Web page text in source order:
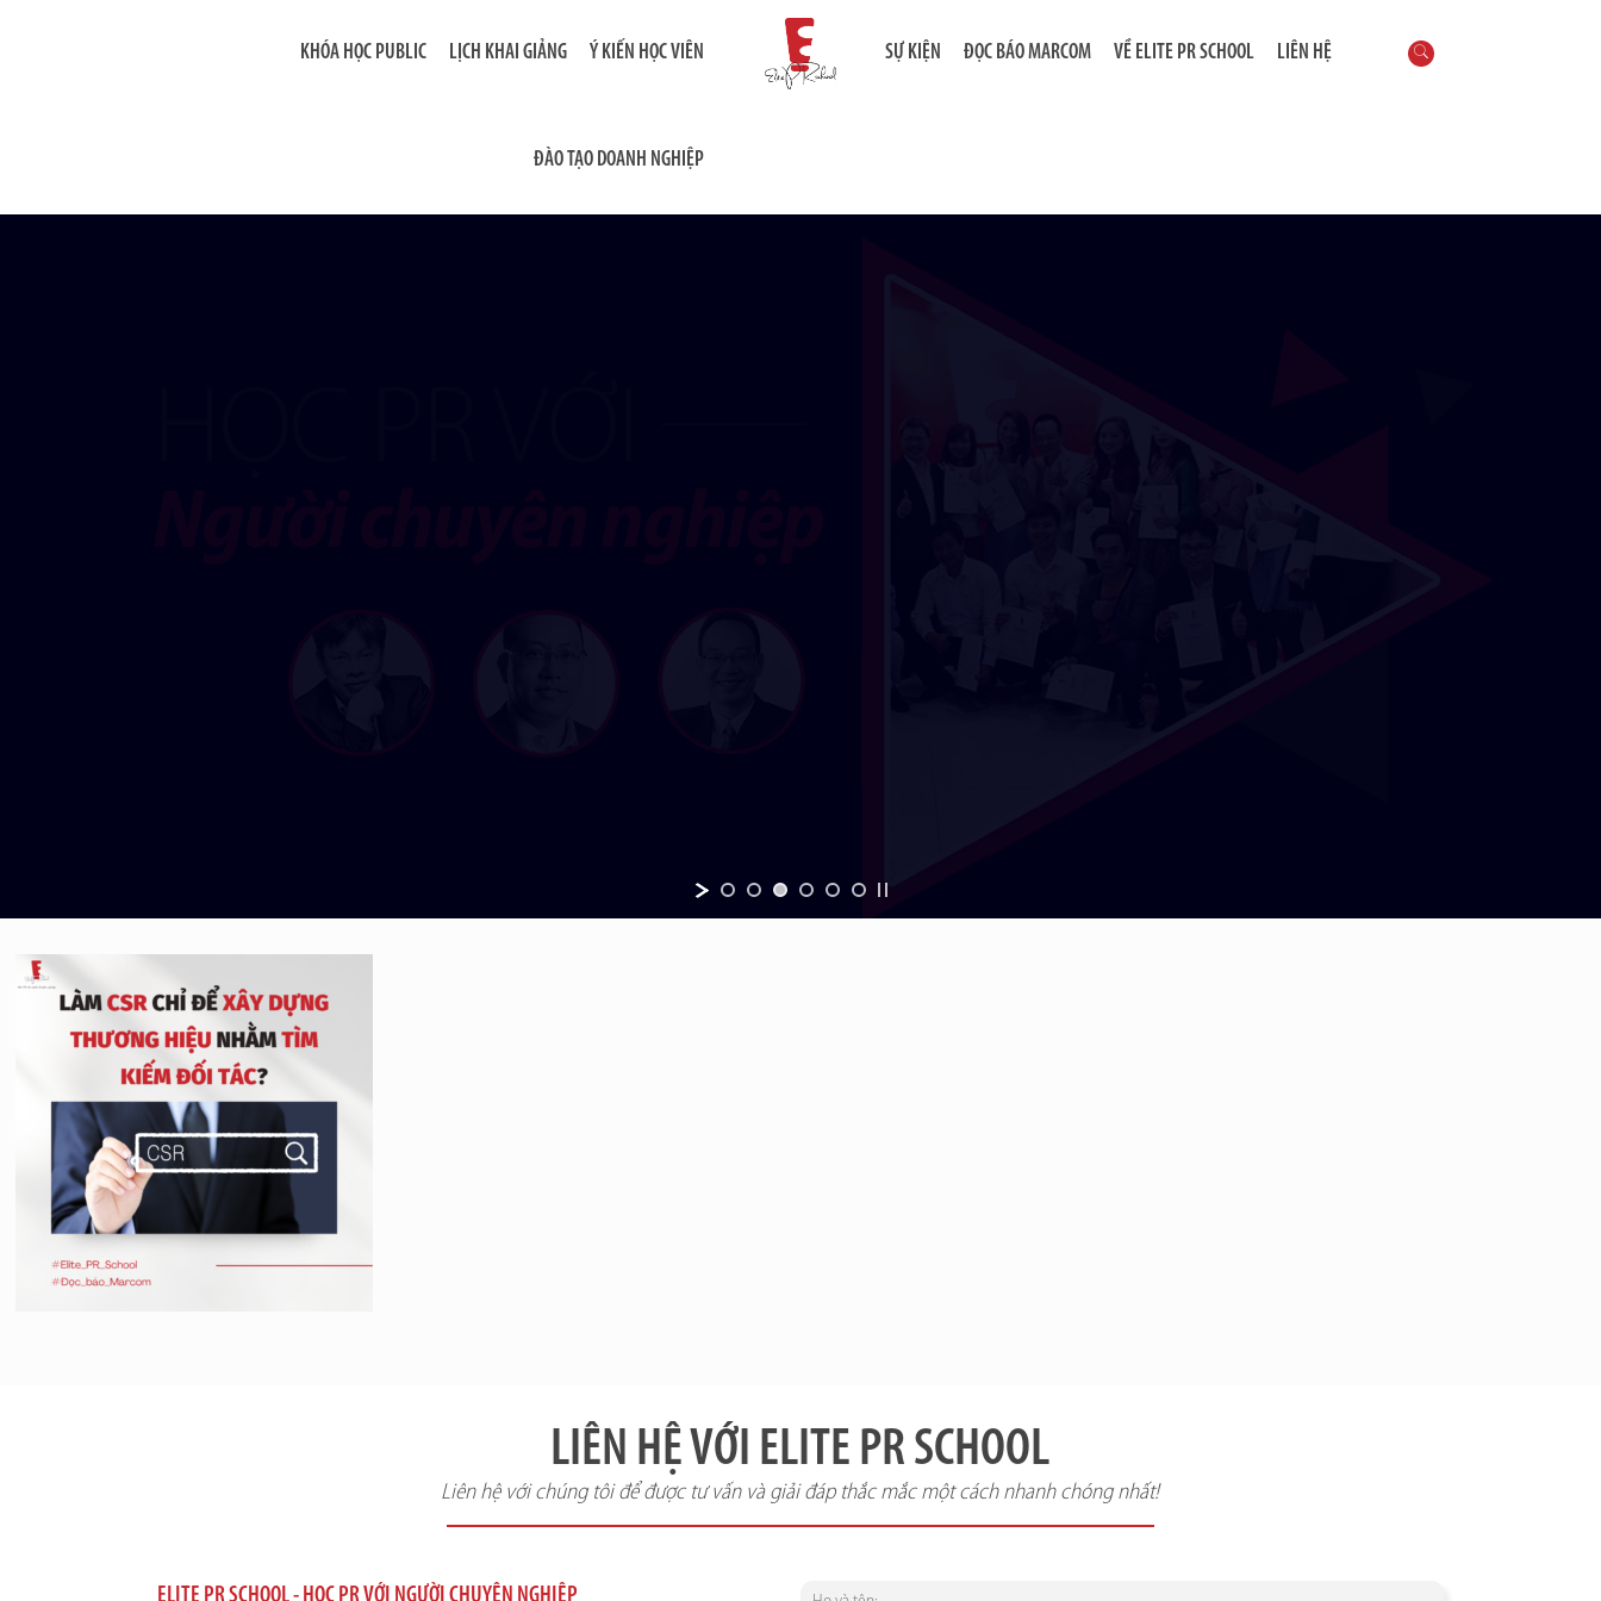
KHÓA HỌC PUBLIC LỊCH KHAI GIẢNG Ý KIẾN HỌC VIÊN
ĐÀO TẠO DOANH NGHIỆP
SỰ KIỆN ĐỌC BÁO MARCOM VỀ ELITE PR SCHOOL LIÊN HỆ
LIÊN HỆ VỚI ELITE PR SCHOOL
Liên hệ với chúng tôi để được tư vấn và giải đáp thắc mắc một cách nhanh chóng nhất!
ELITE PR SCHOOL - HỌC PR VỚI NGƯỜI CHUYÊN NGHIỆP